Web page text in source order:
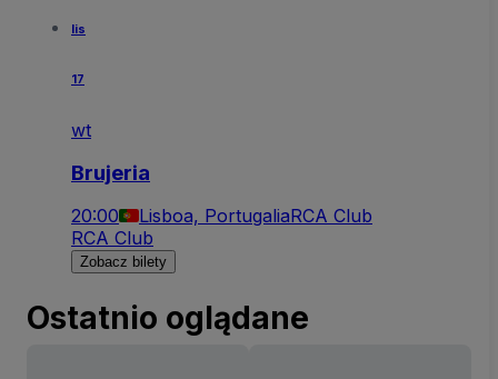
lis
17
wt
Brujeria
20:00 Lisboa, PortugaliaRCA Club
RCA Club
Zobacz bilety
Ostatnio oglądane